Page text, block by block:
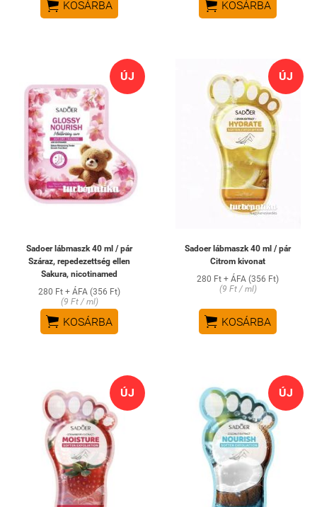
 KOSÁRBA  KOSÁRBA
ÚJ
Sadoer lábmaszk 40 ml / pár
Száraz, repedezettség ellen
Sakura, nicotinamed
280 Ft + ÁFA (356 Ft)
(9 Ft / ml)
 KOSÁRBA
ÚJ
Sadoer lábmaszk 40 ml / pár
Citrom kivonat
280 Ft + ÁFA (356 Ft)
(9 Ft / ml)
 KOSÁRBA
ÚJ ÚJ